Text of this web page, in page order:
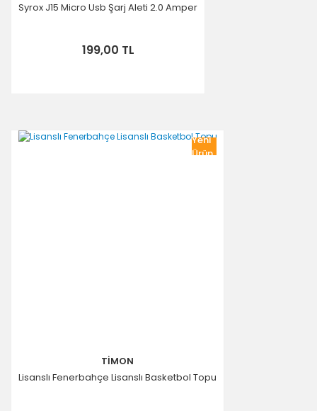
Syrox J15 Micro Usb Şarj Aleti 2.0 Amper
199,00 TL
Yeni
Ürün
TİMON
Lisanslı Fenerbahçe Lisanslı Basketbol Topu